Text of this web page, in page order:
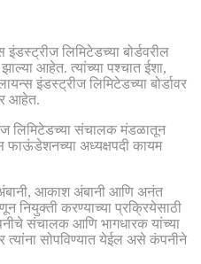
इंडस्ट्रीज लिमिटेडच्या बोर्डवरील
आहेत. त्यांच्या पश्चात ईशा,
इंडस्ट्रीज लिमिटेडच्या बोर्डावर
आहेत.
लिमिटेडच्या संचालक मंडळातून
फाऊंडेशनच्या अध्यक्षपदी कायम
आकाश अंबानी आणि अनंत
नियुक्ती करण्याच्या प्रक्रियेसाठी
संचालक आणि भागधारक यांच्या
त्यांना सोपविण्यात येईल असे कंपनीने